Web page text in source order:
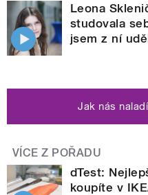
Leona
studovala
jsem z ní
Jak nás
VÍCE Z POŘADU
dTest:
koupíte v